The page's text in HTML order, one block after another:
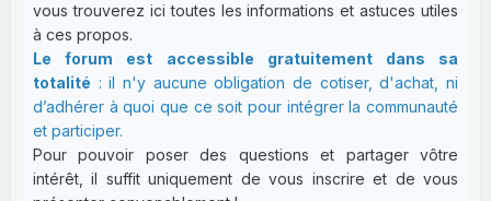
vous trouverez ici toutes les informations et astuces utiles
à ces propos.
Le forum est accessible gratuitement dans sa
totalité : il n'y aucune obligation de cotiser, d'achat, ni
d’adhérer à quoi que ce soit pour intégrer la communauté
et participer.
Pour pouvoir poser des questions et partager vôtre
intérêt, il suffit uniquement de vous inscrire et de vous